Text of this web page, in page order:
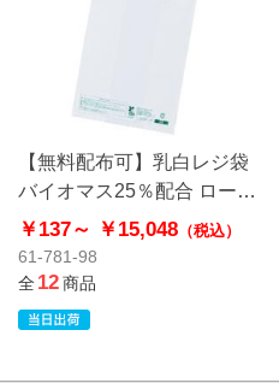
【無料配布可】乳白レジ袋
バイオマス25％配合 ローコ
ストタイプ
￥137～ ￥15,048 （税込）
61-781-98
全12商品